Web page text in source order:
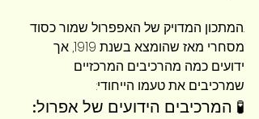
.המתכון המדויק של האפפרול שמור כסוד
מסחרי מאז שהומצא בשנת 1919, אך
ידועים כמה מהרכיבים המרכזיים
שמרכיבים את טעמו הייחודי:
🧪 המרכיבים הידועים של אפרול: